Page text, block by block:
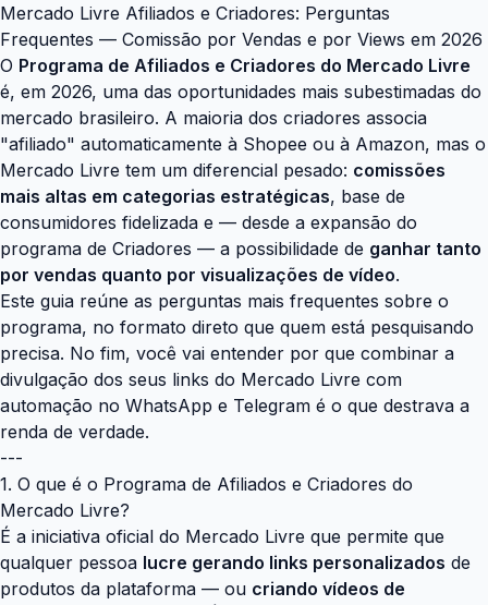
Mercado Livre Afiliados e Criadores: Perguntas
Frequentes — Comissão por Vendas e por Views em 2026
O Programa de Afiliados e Criadores do Mercado Livre
é, em 2026, uma das oportunidades mais subestimadas do
mercado brasileiro. A maioria dos criadores associa
"afiliado" automaticamente à Shopee ou à Amazon, mas o
Mercado Livre tem um diferencial pesado: comissões
mais altas em categorias estratégicas, base de
consumidores fidelizada e — desde a expansão do
programa de Criadores — a possibilidade de ganhar tanto
por vendas quanto por visualizações de vídeo.
Este guia reúne as perguntas mais frequentes sobre o
programa, no formato direto que quem está pesquisando
precisa. No fim, você vai entender por que combinar a
divulgação dos seus links do Mercado Livre com
automação no WhatsApp e Telegram é o que destrava a
renda de verdade.
---
1. O que é o Programa de Afiliados e Criadores do
Mercado Livre?
É a iniciativa oficial do Mercado Livre que permite que
qualquer pessoa lucre gerando links personalizados de
produtos da plataforma — ou criando vídeos de